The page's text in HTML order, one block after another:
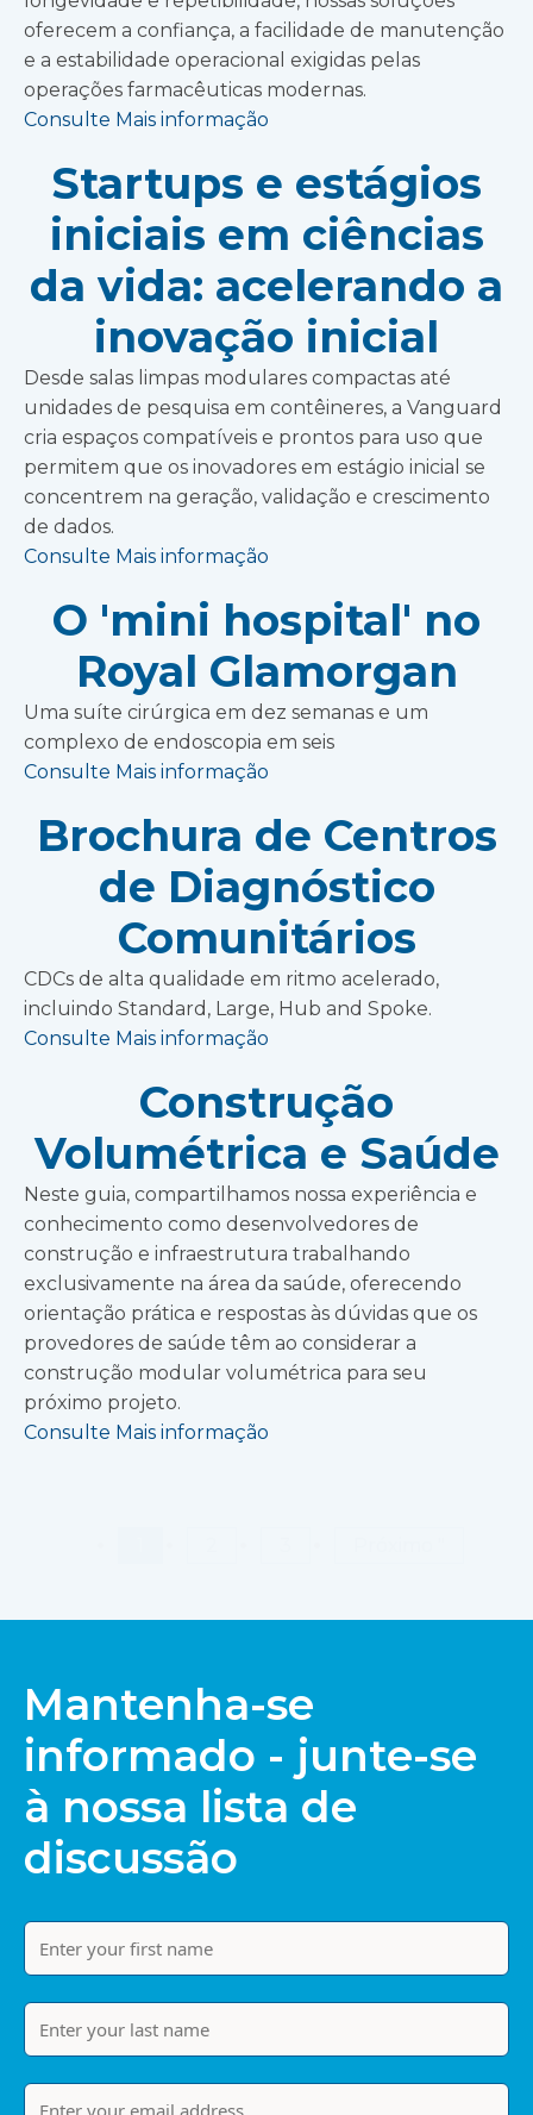
oferecem a confiança, a facilidade de manutenção
e a estabilidade operacional exigidas pelas
operações farmacêuticas modernas.
Consulte Mais informação
Startups e estágios
iniciais em ciências
da vida: acelerando a
inovação inicial
Desde salas limpas modulares compactas até
unidades de pesquisa em contêineres, a Vanguard
cria espaços compatíveis e prontos para uso que
permitem que os inovadores em estágio inicial se
concentrem na geração, validação e crescimento
de dados.
Consulte Mais informação
O 'mini hospital' no
Royal Glamorgan
Uma suíte cirúrgica em dez semanas e um
complexo de endoscopia em seis
Consulte Mais informação
Brochura de Centros
de Diagnóstico
Comunitários
CDCs de alta qualidade em ritmo acelerado,
incluindo Standard, Large, Hub and Spoke.
Consulte Mais informação
Construção
Volumétrica e Saúde
Neste guia, compartilhamos nossa experiência e
conhecimento como desenvolvedores de
construção e infraestrutura trabalhando
exclusivamente na área da saúde, oferecendo
orientação prática e respostas às dúvidas que os
provedores de saúde têm ao considerar a
construção modular volumétrica para seu
próximo projeto.
Consulte Mais informação
Mantenha-se
informado - junte-se
à nossa lista de
discussão